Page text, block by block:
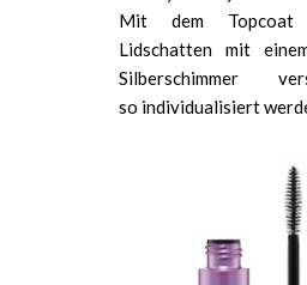
Mit dem Topcoat
Lidschatten mit
Silberschimmer
so individualisiert